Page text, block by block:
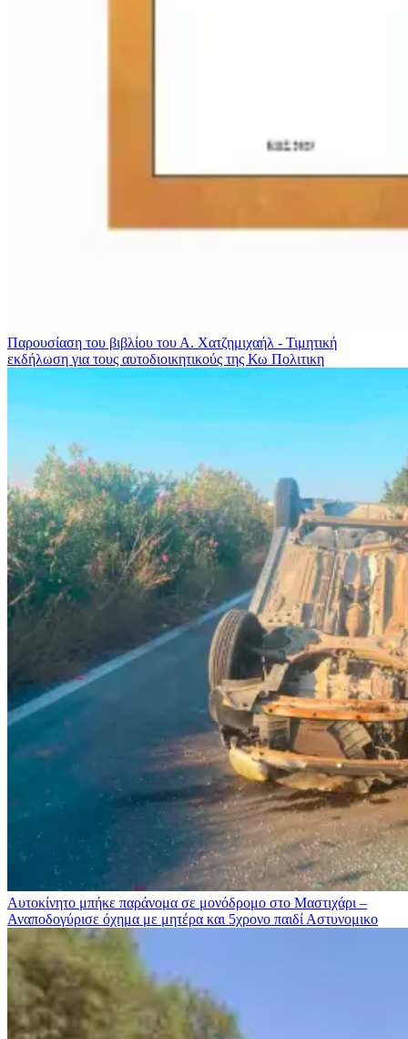
Παρουσίαση του βιβλίου του Α. Χατζημιχαήλ - Τιμητική
εκδήλωση για τους αυτοδιοικητικούς της Κω Πολιτικη
Αυτοκίνητο μπήκε παράνομα σε μονόδρομο στο Μαστιχάρι –
Αναποδογύρισε όχημα με μητέρα και 5χρονο παιδί Αστυνομικο